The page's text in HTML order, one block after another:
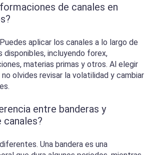
de canales en
aplicar los canales a lo largo de
disponibles, incluyendo forex,
materias primas y otros. Al elegir
olvides revisar la volatilidad y cambiar
entre banderas y
Una bandera es una